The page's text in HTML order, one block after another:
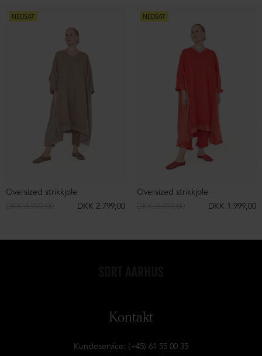
NEDSAT
Oversized strikkjole
DKK 2.799,00
NEDSAT
Oversized strikkjole
DKK 1.999,00
Kontakt
Kundeservice: (+45) 61 55 00 35